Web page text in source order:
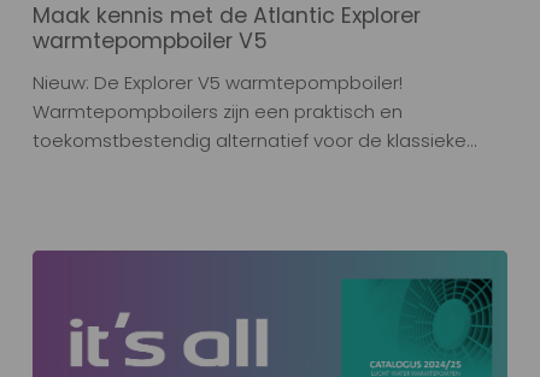
Maak kennis met de Atlantic Explorer
warmtepompboiler V5
Nieuw: De Explorer V5 warmtepompboiler!
Warmtepompboilers zijn een praktisch en
toekomstbestendig alternatief voor de klassieke…